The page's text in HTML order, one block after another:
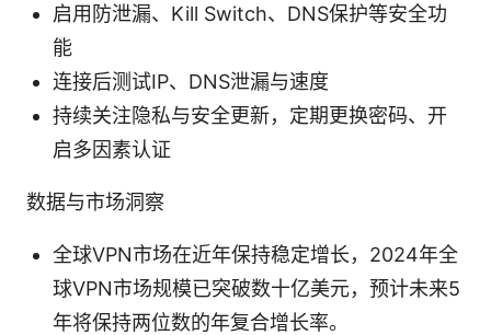
启用防泄漏、Kill Switch、DNS保护等安全功
能
连接后测试IP、DNS泄漏与速度
持续关注隐私与安全更新，定期更换密码、开
启多因素认证
数据与市场洞察
全球VPN市场在近年保持稳定增长，2024年全
球VPN市场规模已突破数十亿美元，预计未来5
年将保持两位数的年复合增长率。